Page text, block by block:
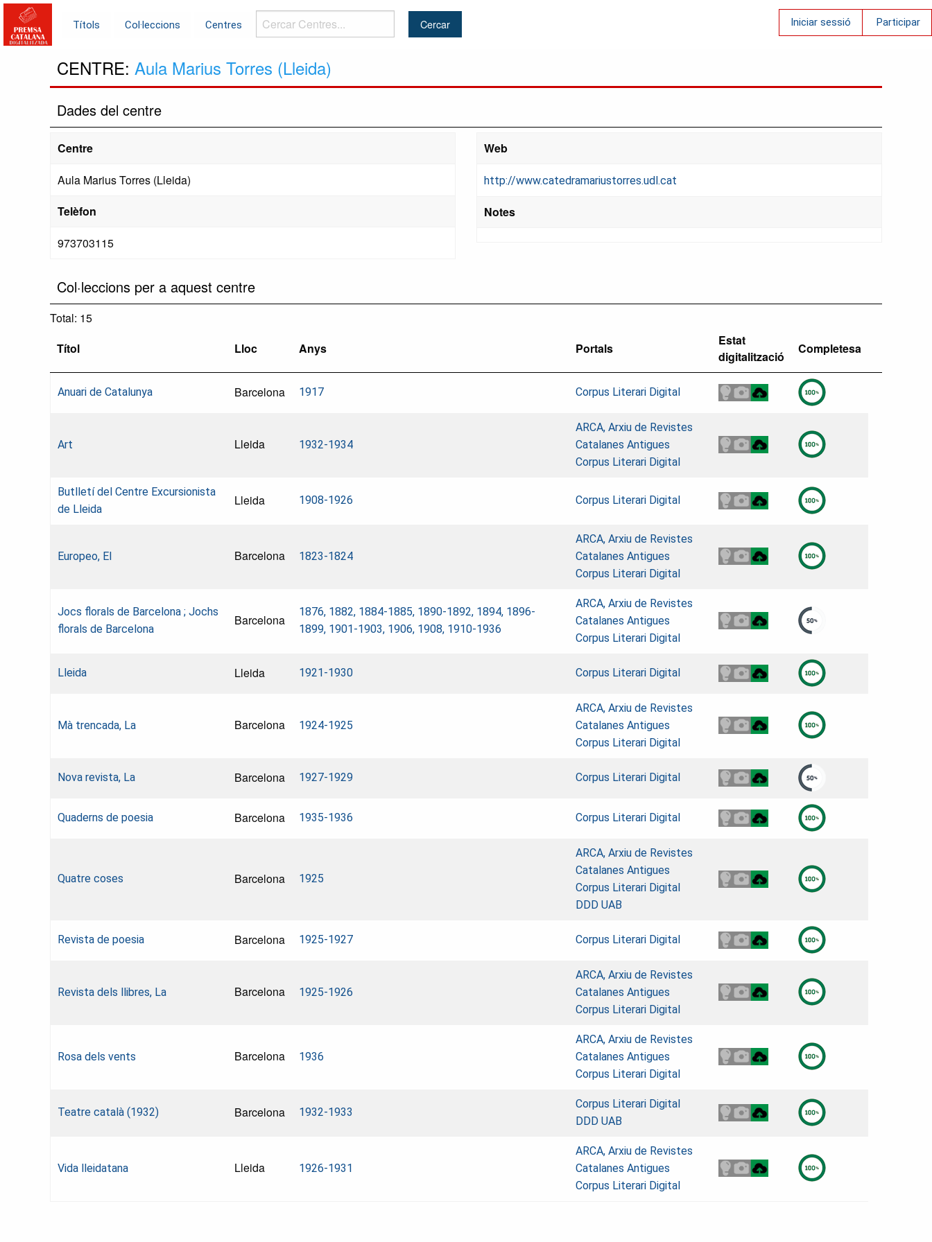
Títols Col·leccions Centres
Cercar
Centres...
Iniciar sessió Participar
CENTRE: Aula Marius Torres (Lleida)
Dades del centre
Centre
Aula Marius Torres (Lleida)
Telèfon
973703115
Web
http://www.catedramariustorres.udl.cat
Notes
Col·leccions per a aquest centre
Total: 15
Títol
Lloc Anys Portals
Estat
digitalització
Completesa
Anuari de Catalunya Barcelona 1917 Corpus Literari Digital
Art Lleida 1932-1934
ARCA, Arxiu de Revistes
Catalanes Antigues
Corpus Literari Digital
Butlletí del Centre Excursionista
de Lleida
Lleida 1908-1926 Corpus Literari Digital
Europeo, El Barcelona 1823-1824
ARCA, Arxiu de Revistes
Catalanes Antigues
Corpus Literari Digital
Jocs florals de Barcelona ; Jochs
florals de Barcelona
Barcelona
1876, 1882, 1884-1885, 1890-1892, 1894, 1896-
1899, 1901-1903, 1906, 1908, 1910-1936
ARCA, Arxiu de Revistes
Catalanes Antigues
Corpus Literari Digital
Lleida Lleida 1921-1930 Corpus Literari Digital
Mà trencada, La Barcelona 1924-1925
ARCA, Arxiu de Revistes
Catalanes Antigues
Corpus Literari Digital
Nova revista, La Barcelona 1927-1929 Corpus Literari Digital
Quaderns de poesia Barcelona 1935-1936 Corpus Literari Digital
Quatre coses Barcelona 1925
ARCA, Arxiu de Revistes
Catalanes Antigues
Corpus Literari Digital
DDD UAB
Revista de poesia Barcelona 1925-1927 Corpus Literari Digital
Revista dels llibres, La Barcelona 1925-1926
ARCA, Arxiu de Revistes
Catalanes Antigues
Corpus Literari Digital
Rosa dels vents Barcelona 1936
ARCA, Arxiu de Revistes
Catalanes Antigues
Corpus Literari Digital
Teatre català (1932) Barcelona 1932-1933
Corpus Literari Digital
DDD UAB
Vida lleidatana Lleida 1926-1931
ARCA, Arxiu de Revistes
Catalanes Antigues
Corpus Literari Digital